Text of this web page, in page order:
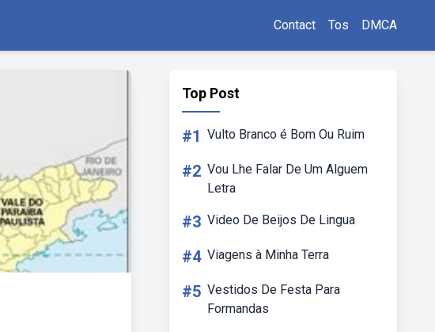
Contact Tos DMCA
Top Post
#1 Vulto Branco é Bom Ou Ruim
#2 Vou Lhe Falar De Um Alguem
Letra
#3 Video De Beijos De Lingua
#4 Viagens à Minha Terra
#5 Vestidos De Festa Para
Formandas